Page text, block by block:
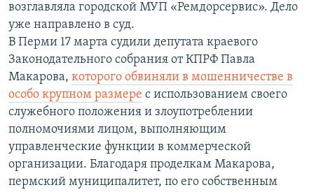
возглавляла городской МУП «Ремдорсервис». Дело
уже направлено в суд.
В Перми 17 марта судили депутата краевого
Законодательного собрания от КПРФ Павла
Макарова, которого обвиняли в мошенничестве в
особо крупном размере с использованием своего
служебного положения и злоупотреблении
полномочиями лицом, выполняющим
управленческие функции в коммерческой
организации. Благодаря проделкам Макарова,
пермский муниципалитет, по его собственным